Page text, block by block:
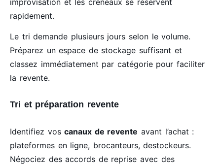
rapidement.
Le tri demande plusieurs jours selon le volume.
Préparez un espace de stockage suffisant et
classez immédiatement par catégorie pour faciliter
la revente.
Tri et préparation revente
Identifiez voscanaux de revente avant l’achat :
plateformes en ligne, brocanteurs, destockeurs.
Négociez des accords de reprise avec des